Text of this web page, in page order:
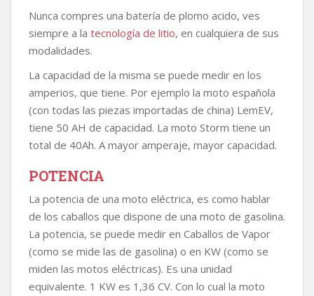
Nunca compres una batería de plomo acido, ves
siempre a la tecnología de litio, en cualquiera de sus
modalidades.
La capacidad de la misma se puede medir en los
amperios, que tiene. Por ejemplo la moto española
(con todas las piezas importadas de china) LemEV,
tiene 50 AH de capacidad. La moto Storm tiene un
total de 40Ah. A mayor amperaje, mayor capacidad.
POTENCIA
La potencia de una moto eléctrica, es como hablar
de los caballos que dispone de una moto de gasolina.
La potencia, se puede medir en Caballos de Vapor
(como se mide las de gasolina) o en KW (como se
miden las motos eléctricas). Es una unidad
equivalente. 1 KW es 1,36 CV. Con lo cual la moto